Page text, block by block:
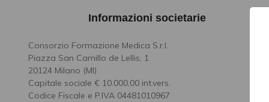
Informazioni societarie
Consorzio Formazione Medica S.r.l.
Piazza San Camillo de Lellis, 1
20124 Milano (MI)
Capitale sociale € 10.000,00 int.vers.
Codice Fiscale e P.IVA 04481010967